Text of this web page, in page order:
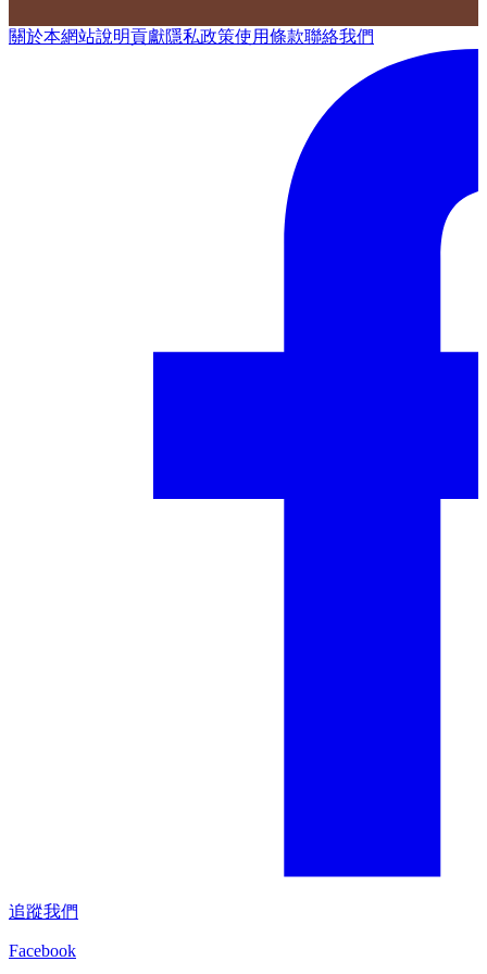
關於本網站說明貢獻隱私政策使用條款聯絡我們
追蹤我們
Facebook